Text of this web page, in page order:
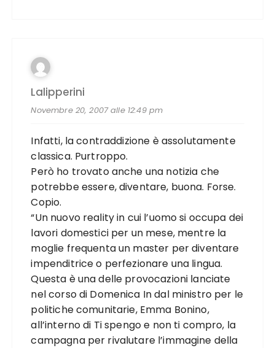
Lalipperini
Novembre 20, 2007 alle 12:49 pm
Infatti, la contraddizione è assolutamente
classica. Purtroppo.
Però ho trovato anche una notizia che
potrebbe essere, diventare, buona. Forse.
Copio.
“Un nuovo reality in cui l’uomo si occupa dei
lavori domestici per un mese, mentre la
moglie frequenta un master per diventare
impenditrice o perfezionare una lingua.
Questa è una delle provocazioni lanciate
nel corso di Domenica In dal ministro per le
politiche comunitarie, Emma Bonino,
all’interno di Ti spengo e non ti compro, la
campagna per rivalutare l’immagine della